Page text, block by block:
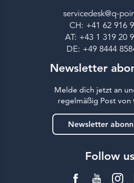
servicedesk@q-
CH: +41 62 916
AT: +43 1 319 20
DE: +49 8444
Newsletter
Melde dich jetzt an
regelmäßig Post von
Newsletter
Follow us